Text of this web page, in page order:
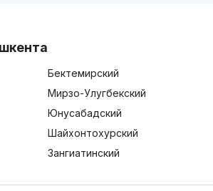
Бектемирский
Мирзо-Улугбекский
Юнусабадский
Шайхонтохурский
Зангиатинский